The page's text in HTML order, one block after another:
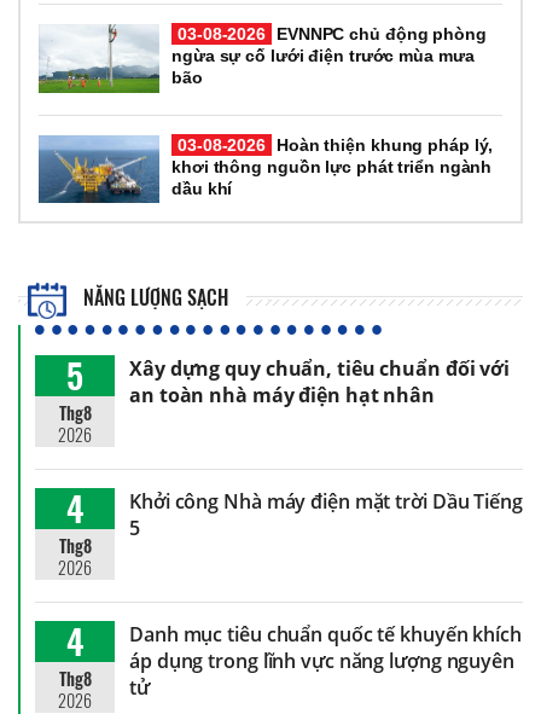
03-08-2026
EVNNPC chủ động phòng
ngừa sự cố lưới điện trước mùa mưa
bão
03-08-2026
Hoàn thiện khung pháp lý,
khơi thông nguồn lực phát triển ngành
dầu khí
NĂNG LƯỢNG SẠCH
5
Thg8
2026
Xây dựng quy chuẩn, tiêu chuẩn đối với
an toàn nhà máy điện hạt nhân
4
Thg8
2026
Khởi công Nhà máy điện mặt trời Dầu Tiếng
5
4
Thg8
2026
Danh mục tiêu chuẩn quốc tế khuyến khích
áp dụng trong lĩnh vực năng lượng nguyên
tử